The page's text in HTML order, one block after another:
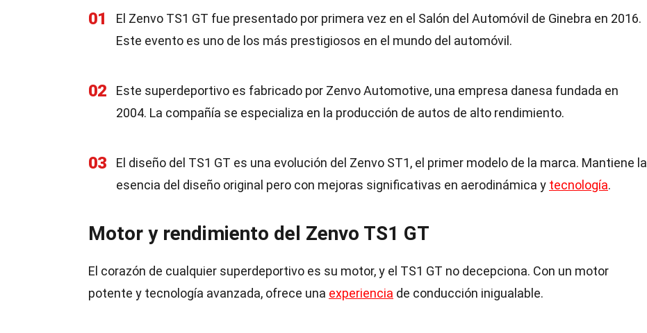
01
El Zenvo TS1 GT fue presentado por primera vez en el Salón del Automóvil de Ginebra en 2016.
Este evento es uno de los más prestigiosos en el mundo del automóvil.
02
Este superdeportivo es fabricado por Zenvo Automotive, una empresa danesa fundada en
2004. La compañía se especializa en la producción de autos de alto rendimiento.
03
El diseño del TS1 GT es una evolución del Zenvo ST1, el primer modelo de la marca. Mantiene la
esencia del diseño original pero con mejoras significativas en aerodinámica y tecnología.
Motor y rendimiento del Zenvo TS1 GT
El corazón de cualquier superdeportivo es su motor, y el TS1 GT no decepciona. Con un motor
potente y tecnología avanzada, ofrece una experiencia de conducción inigualable.